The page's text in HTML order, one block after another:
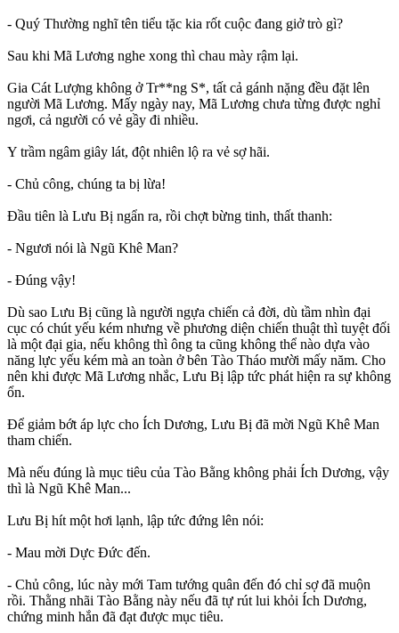
- Quý Thường nghĩ tên tiểu tặc kia rốt cuộc đang giở trò gì?
Sau khi Mã Lương nghe xong thì chau mày rậm lại.
Gia Cát Lượng không ở Tr**ng S*, tất cả gánh nặng đều đặt lên
người Mã Lương. Mấy ngày nay, Mã Lương chưa từng được nghỉ
ngơi, cả người có vẻ gầy đi nhiều.
Y trầm ngâm giây lát, đột nhiên lộ ra vẻ sợ hãi.
- Chủ công, chúng ta bị lừa!
Đầu tiên là Lưu Bị ngẩn ra, rồi chợt bừng tinh, thất thanh:
- Ngươi nói là Ngũ Khê Man?
- Đúng vậy!
Dù sao Lưu Bị cũng là người ngựa chiến cả đời, dù tầm nhìn đại
cục có chút yếu kém nhưng về phương diện chiến thuật thì tuyệt đối
là một đại gia, nếu không thì ông ta cũng không thể nào dựa vào
năng lực yếu kém mà an toàn ở bên Tào Tháo mười mấy năm. Cho
nên khi được Mã Lương nhắc, Lưu Bị lập tức phát hiện ra sự không
ổn.
Để giảm bớt áp lực cho Ích Dương, Lưu Bị đã mời Ngũ Khê Man
tham chiến.
Mà nếu đúng là mục tiêu của Tào Bằng không phải Ích Dương, vậy
thì là Ngũ Khê Man...
Lưu Bị hít một hơi lạnh, lập tức đứng lên nói:
- Mau mời Dực Đức đến.
- Chủ công, lúc này mới Tam tướng quân đến đó chỉ sợ đã muộn
rồi. Thằng nhãi Tào Bằng này nếu đã tự rút lui khỏi Ích Dương,
chứng minh hắn đã đạt được mục tiêu.